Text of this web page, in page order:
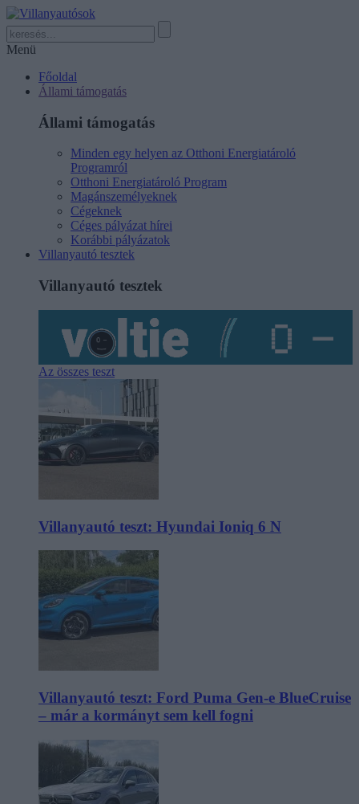
Menü
Főoldal
Állami támogatás
Állami támogatás
Minden egy helyen az Otthoni Energiatároló
Programról
Otthoni Energiatároló Program
Magánszemélyeknek
Cégeknek
Céges pályázat hírei
Korábbi pályázatok
Villanyautó tesztek
Villanyautó tesztek
Az összes teszt
Villanyautó teszt: Hyundai Ioniq 6 N
Villanyautó teszt: Ford Puma Gen-e BlueCruise
– már a kormányt sem kell fogni